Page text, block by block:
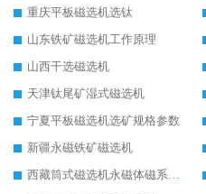
重庆平板磁选机选钛
山东铁矿磁选机工作原理
山西干选磁选机
天津钛尾矿湿式磁选机
宁夏平板磁选机选矿规格参数
新疆永磁铁矿磁选机
西藏筒式磁选机永磁体磁系设计